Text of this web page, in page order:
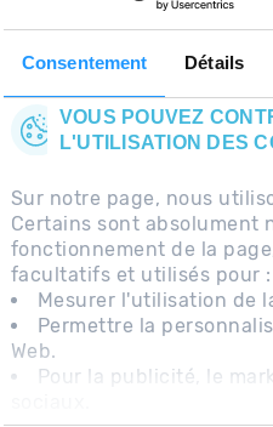
Consentement Détails
VOUS POUVEZ
L'UTILISATION DES
Sur notre page, nous
Certains sont absolument
fonctionnement de la
facultatifs et utilisés pour :
Mesurer l'utilisation de
Permettre la
Web.
Pour la publicité, le
Suivez-nous sur les
CONTACT
QUESTIONS FRÉQUENTES